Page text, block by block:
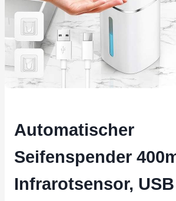
Automatischer
Seifenspender
Infrarotsensor, USB